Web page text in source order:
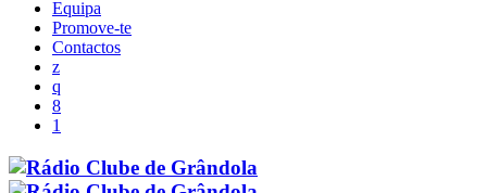
Equipa
Promove-te
Contactos